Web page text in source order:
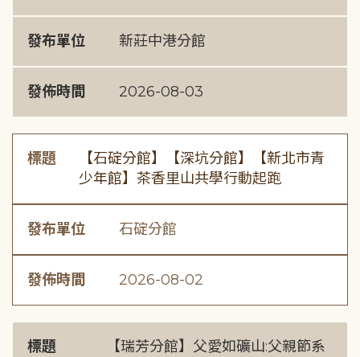
發布單位 新莊中港分館
發佈時間 2026-08-03
標題
【石碇分館】【深坑分館】【新北市青
少年館】茶香里山共學行動起跑
發布單位 石碇分館
發佈時間 2026-08-02
標題
【瑞芳分館】父愛如礦山:父親節系